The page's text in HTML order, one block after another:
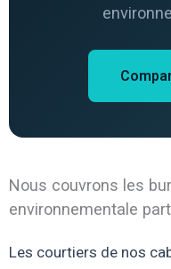
Nous couvrons les
environnementale
Les courtiers de nos